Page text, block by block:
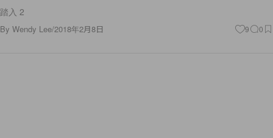
踏入 2
By Wendy Lee/2018年2月8日 9 0